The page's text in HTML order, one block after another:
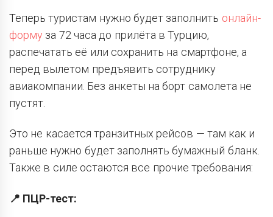
Теперь туристам нужно будет заполнить онлайн-
форму за 72 часа до прилёта в Турцию,
распечатать её или сохранить на смартфоне, а
перед вылетом предъявить сотруднику
авиакомпании. Без анкеты на борт самолета не
пустят.
Это не касается транзитных рейсов — там как и
раньше нужно будет заполнять бумажный бланк.
Также в силе остаются все прочие требования:
📍 ПЦР-тест: